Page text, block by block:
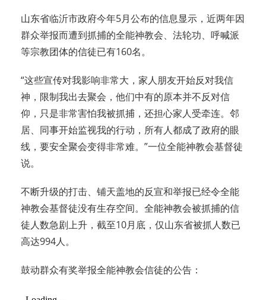
山东省临沂市政府今年5月公布的信息显示，近两年因
群众举报而遭到抓捕的全能神教会、法轮功、呼喊派
等宗教团体的信徒已有160名。
“这些宣传对我影响非常大，家人朋友开始反对我信
神，限制我出去聚会，他们中有的原本并不反对信
仰，只是非常害怕我被抓捕，还担心家人受牵连。邻
居、同事开始监视我的行动，所有人都成了政府的眼
线，要安全聚会变得非常难。”一位全能神教会基督徒
说。
不断升级的打击、铺天盖地的反宣和举报已经令全能
神教会基督徒没有生存空间。全能神教会被抓捕的信
徒人数急剧上升，截至10月底，仅山东省被抓人数已
高达994人。
鼓动群众有奖举报全能神教会信徒的公告：